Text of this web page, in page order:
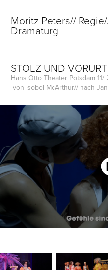
Moritz Peters//
Dramaturg
STOLZ UND
Hans Otto Theater Potsdam 11/
von Isobel McArthur// nach